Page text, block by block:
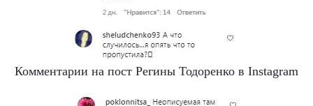
Комментарии на пост Регины Тодоренко в Instagram